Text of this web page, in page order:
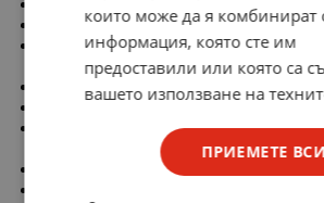
42V (Center-tapped at
terminal 7)
42V (Center-tapped at
които може да я комбинират
информация, която сте им
предоставили или която са
вашето използване на
ПРИЕМЕТЕ